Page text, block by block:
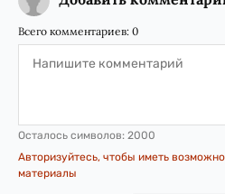
Всего комментариев: 0
Осталось символов: 2000
Авторизуйтесь, чтобы иметь
материалы